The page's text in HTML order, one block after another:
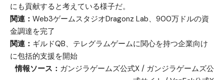
にも貢献すると考えている様子だ。
関連： Web3ゲームスタジオDragonz Lab、900万ドルの資
金調達を完了
関連： ギルドQB、テレグラムゲームに関心を持つ企業向け
に包括的支援を開始
情報ソース： ガンジラゲームズ公式X / ガンジラゲームズ公